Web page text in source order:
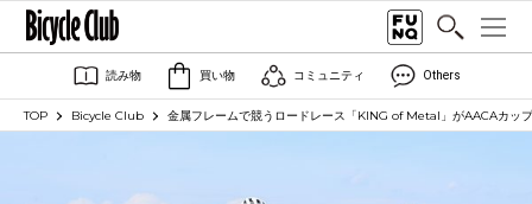
読み物 買い物 コミュニティ Others
TOP Bicycle Club 金属フレームで競うロードレース「KING of Metal」がAACAカッ